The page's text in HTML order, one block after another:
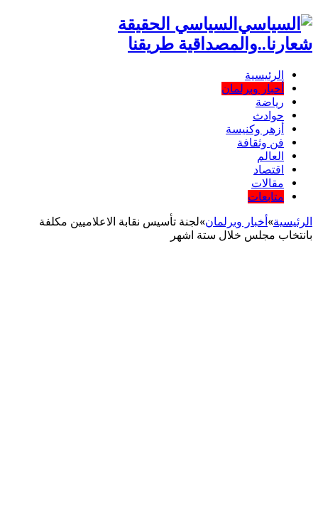
السياسي الحقيقة
شعارنا..والمصداقية طريقنا
الرئيسية
أخبار وبرلمان
رياضة
حوادث
أزهر وكنيسة
فن وثقافة
العالم
اقتصاد
مقالات
متابعات
الرئيسية»أخبار وبرلمان»لجنة تأسيس نقابة الاعلاميين مكلفة
بانتخاب مجلس خلال ستة اشهر